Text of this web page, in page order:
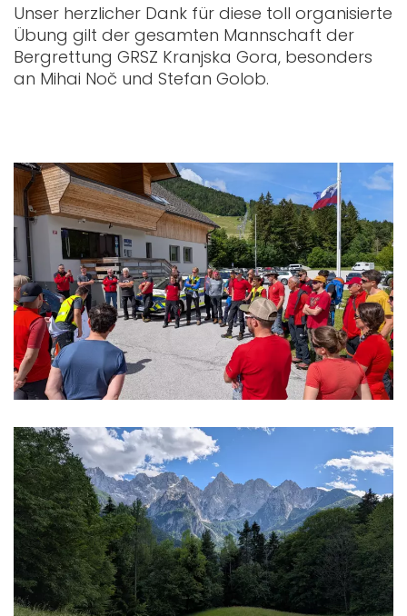
Unser herzlicher Dank für diese toll organisierte
Übung gilt der gesamten Mannschaft der
Bergrettung GRSZ Kranjska Gora, besonders
an Mihai Noč und Stefan Golob.